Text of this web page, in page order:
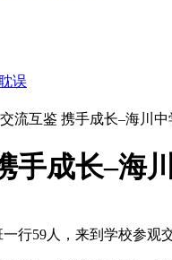
误
交流互鉴 携手成长–海川
手成长–
行59人，来到学校参